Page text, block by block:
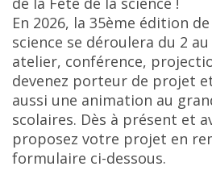
En 2026, la 35ème édition
science se déroulera du 2
atelier, conférence,
devenez porteur de projet
aussi une animation au
scolaires. Dès à présent et
proposez votre projet en
formulaire ci-dessous.